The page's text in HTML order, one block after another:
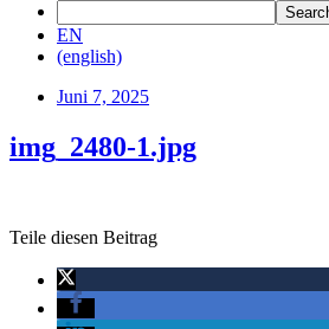
EN
(english)
Juni 7, 2025
img_2480-1.jpg
Teile diesen Beitrag